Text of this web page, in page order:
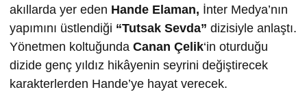
akıllarda yer eden Hande Elaman, İnter Medya’nın
yapımını üstlendiği “Tutsak Sevda” dizisiyle anlaştı.
Yönetmen koltuğunda Canan Çelik‘in oturduğu
dizide genç yıldız hikâyenin seyrini değiştirecek
karakterlerden Hande’ye hayat verecek.